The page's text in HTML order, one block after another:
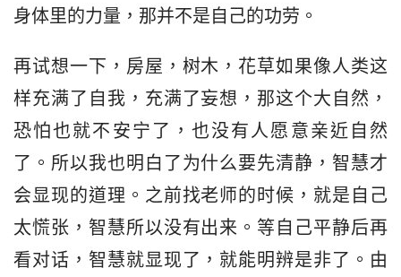
身体里的力量，那并不是自己的功劳。
再试想一下，房屋，树木，花草如果像人类这
样充满了自我，充满了妄想，那这个大自然，
恐怕也就不安宁了，也没有人愿意亲近自然
了。所以我也明白了为什么要先清静，智慧才
会显现的道理。之前找老师的时候，就是自己
太慌张，智慧所以没有出来。等自己平静后再
看对话，智慧就显现了，就能明辨是非了。由